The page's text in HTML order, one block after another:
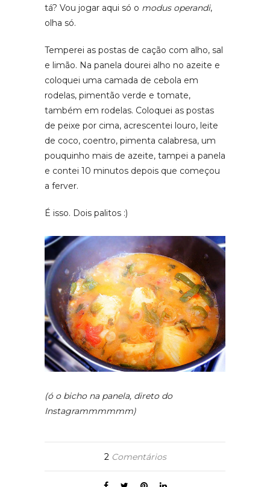
tá? Vou jogar aqui só o modus operandi,
olha só.
Temperei as postas de cação com alho, sal
e limão. Na panela dourei alho no azeite e
coloquei uma camada de cebola em
rodelas, pimentão verde e tomate,
também em rodelas. Coloquei as postas
de peixe por cima, acrescentei louro, leite
de coco, coentro, pimenta calabresa, um
pouquinho mais de azeite, tampei a panela
e contei 10 minutos depois que começou
a ferver.
É isso. Dois palitos :)
(ó o bicho na panela, direto do
Instagrammmmmm)
2Comentários